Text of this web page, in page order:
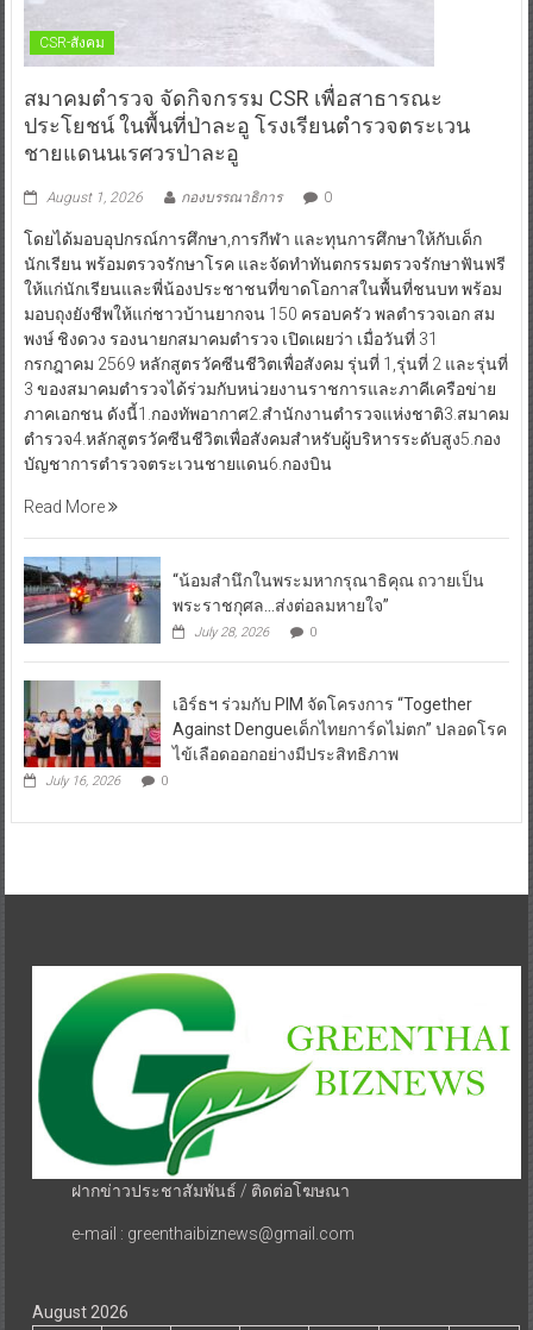
CSR-สังคม
สมาคมตำรวจ จัดกิจกรรม CSR เพื่อสาธารณะ
ประโยชน์ ในพื้นที่ป่าละอู โรงเรียนตำรวจตระเวน
ชายแดนนเรศวรป่าละอู
August 1, 2026 กองบรรณาธิการ 0
โดยได้มอบอุปกรณ์การศึกษา,การกีฬา และทุนการศึกษาให้กับเด็ก
นักเรียน พร้อมตรวจรักษาโรค และจัดทำทันตกรรมตรวจรักษาฟันฟรี
ให้แก่นักเรียนและพี่น้องประชาชนที่ขาดโอกาสในพื้นที่ชนบท พร้อม
มอบถุงยังชีพให้แก่ชาวบ้านยากจน 150 ครอบครัว พลตำรวจเอก สม
พงษ์ ชิงดวง รองนายกสมาคมตำรวจ เปิดเผยว่า เมื่อวันที่ 31
กรกฎาคม 2569 หลักสูตรวัคซีนชีวิตเพื่อสังคม รุ่นที่ 1,รุ่นที่ 2 และรุ่นที่
3 ของสมาคมตำรวจได้ร่วมกับหน่วยงานราชการและภาคีเครือข่าย
ภาคเอกชน ดังนี้1.กองทัพอากาศ2.สำนักงานตำรวจแห่งชาติ3.สมาคม
ตำรวจ4.หลักสูตรวัคซีนชีวิตเพื่อสังคมสำหรับผู้บริหารระดับสูง5.กอง
บัญชาการตำรวจตระเวนชายแดน6.กองบิน
Read More
“น้อมสำนึกในพระมหากรุณาธิคุณ ถวายเป็น
พระราชกุศล…ส่งต่อลมหายใจ”
July 28, 2026 0
เอิร์ธฯ ร่วมกับ PIM จัดโครงการ “Together
Against Dengueเด็กไทยการ์ดไม่ตก” ปลอดโรค
ไข้เลือดออกอย่างมีประสิทธิภาพ
July 16, 2026 0
ฝากข่าวประชาสัมพันธ์ / ติดต่อโฆษณา
e-mail : greenthaibiznews@gmail.com
August 2026